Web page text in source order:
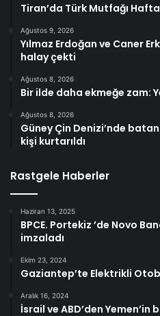
Tiran’da Türk Mutfağı
Ağustos 9, 2026
Yılmaz Erdoğan ve Caner
halay çekti
Ağustos 8, 2026
Bir ilde daha ekmeğe zam:
Ağustos 8, 2026
Güney Çin Denizi’nde
kişi kurtarıldı
Rastgele Haberler
Haziran 13, 2025
BPCE. Portekiz ’de Novo
imzaladı
Ekim 23, 2024
Gaziantep’te Elektrikli
Aralık 16, 2024
İsrail ve ABD’den Yemen’in